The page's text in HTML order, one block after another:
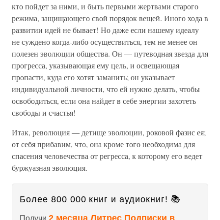
кто пойдет за ними, и быть первыми жертвами старого
режима, защищающего свой порядок вещей. Иного хода в
развитии идей не бывает! Но даже если нашему идеалу
не суждено когда-либо осуществиться, тем не менее он
полезен эволюции общества. Он — путеводная звезда для
прогресса, указывающая ему цель, и освещающая
пропасти, куда его хотят заманить; он указывает
индивидуальной личности, что ей нужно делать, чтобы
освободиться, если она найдет в себе энергии захотеть
свободы и счастья!
Итак, революция — детище эволюции, роковой фазис ея;
от себя прибавим, что, она кроме того необходима для
спасения человечества от регресса, к которому его ведет
буржуазная эволюция.
Более 800 000 книг и аудиокниг! 📚
Получи 2 месяца Литрес Подписки в